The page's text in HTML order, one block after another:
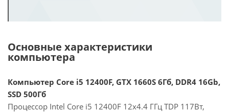
Основные характеристики
компьютера
Компьютер Core i5 12400F, GTX 1660S 6Гб, DDR4 16Gb,
SSD 500Гб
Процессор Intel Core i5 12400F 12x4.4 ГГц TDP 117Вт,